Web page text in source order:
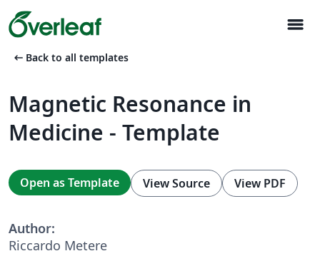
menu
arrow_left_alt Back to all templates
Magnetic Resonance in
Medicine - Template
Open as Template View Source View PDF
Author:
Riccardo Metere